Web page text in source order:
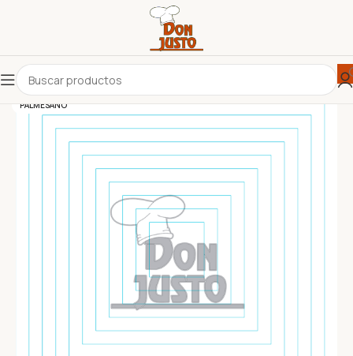
PALMESANO